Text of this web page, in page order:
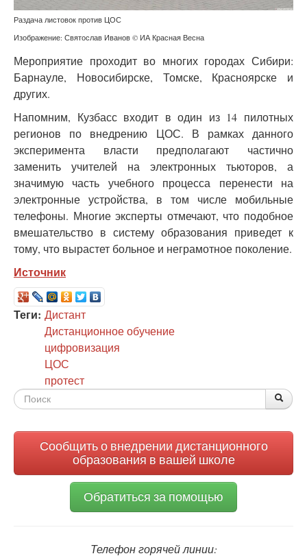
Раздача листовок против ЦОС
Изображение: Святослав Иванов © ИА Красная Весна
Мероприятие проходит во многих городах Сибири:
Барнауле, Новосибирске, Томске, Красноярске и
других.
Напомним, Кузбасс входит в один из 14 пилотных
регионов по внедрению ЦОС. В рамках данного
эксперимента власти предполагают частично
заменить учителей на электронных тьюторов, а
значимую часть учебного процесса перенести на
электронные устройства, в том числе мобильные
телефоны. Многие эксперты отмечают, что подобное
вмешательство в систему образования приведет к
тому, что вырастет больное и неграмотное поколение.
Источник
Теги: Дистант
Дистанционное обучение
цифровизация
ЦОС
протест
Форма
Сообщить о внедрении дистанционного
образования в вашей школе
Обратиться за помощью
Телефон горячей линии: